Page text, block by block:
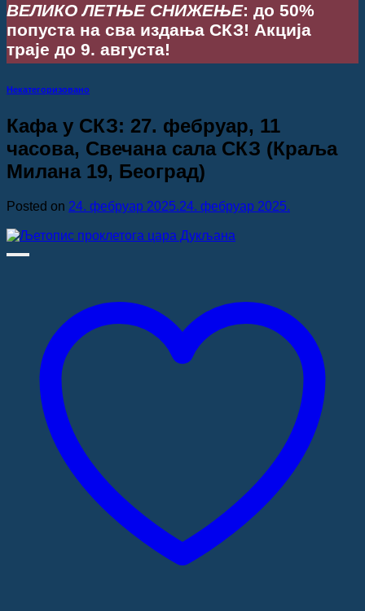
ВЕЛИКО ЛЕТЊЕ СНИЖЕЊЕ: до 50%
попуста на сва издања СКЗ! Акција
траје до 9. августа!
Некатегоризовано
Кафа у СКЗ: 27. фебруар, 11
часова, Свечана сала СКЗ (Краља
Милана 19, Београд)
Posted on 24. фебруар 2025.24. фебруар 2025.